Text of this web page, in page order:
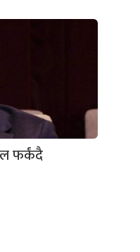
फर्कंदै